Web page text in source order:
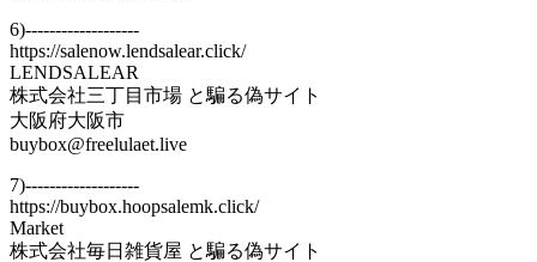
6)-------------------
https://salenow.lendsalear.click/
LENDSALEAR
株式会社三丁目市場 と騙る偽サイト
大阪府大阪市
buybox@freelulaet.live
7)-------------------
https://buybox.hoopsalemk.click/
Market
株式会社毎日雑貨屋 と騙る偽サイト